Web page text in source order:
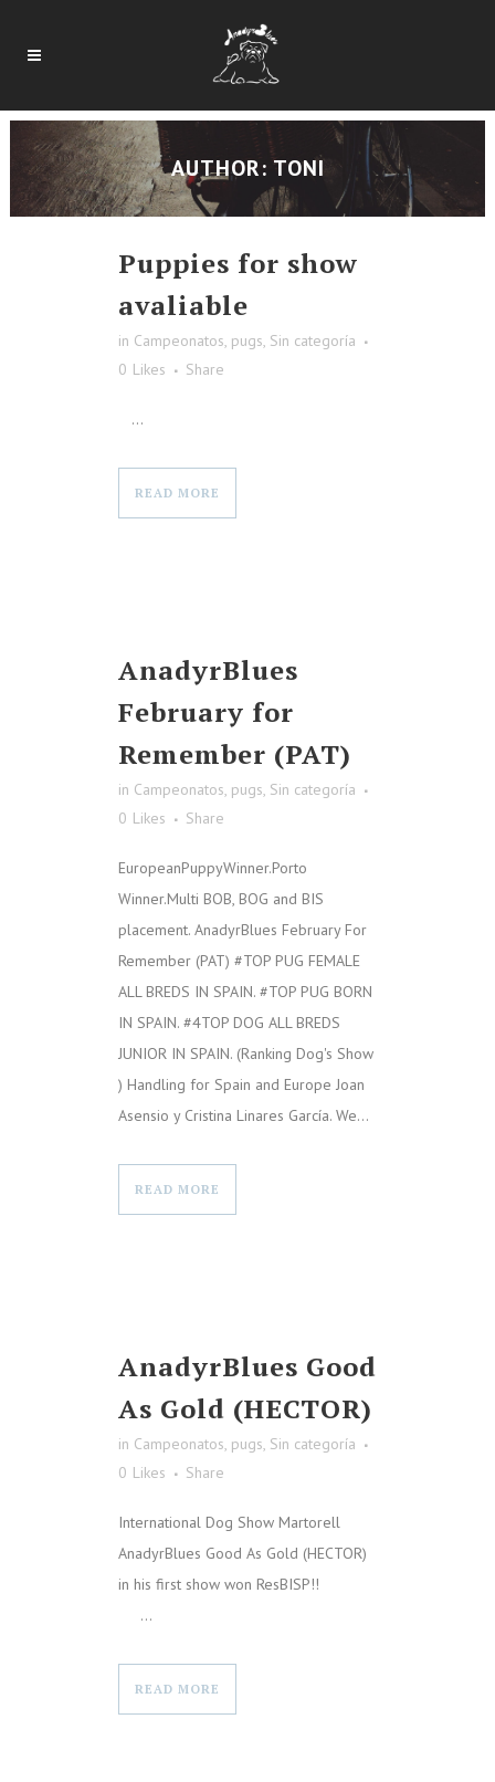
AUTHOR: TONI
Puppies for show
avaliable
in Campeonatos, pugs, Sin categoría
0 Likes Share
...
READ MORE
AnadyrBlues
February for
Remember (PAT)
in Campeonatos, pugs, Sin categoría
0 Likes Share
EuropeanPuppyWinner.Porto
Winner.Multi BOB, BOG and BIS
placement. AnadyrBlues February For
Remember (PAT) #TOP PUG FEMALE
ALL BREDS IN SPAIN. #TOP PUG BORN
IN SPAIN. #4TOP DOG ALL BREDS
JUNIOR IN SPAIN. (Ranking Dog's Show
) Handling for Spain and Europe Joan
Asensio y Cristina Linares García. We...
READ MORE
AnadyrBlues Good
As Gold (HECTOR)
in Campeonatos, pugs, Sin categoría
0 Likes Share
International Dog Show Martorell
AnadyrBlues Good As Gold (HECTOR)
in his first show won ResBISP!!
...
READ MORE